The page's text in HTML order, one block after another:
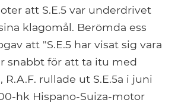
att S.E.5 var underdrivet
klagomål. Berömda ess
att "S.E.5 har visat sig vara
snabbt för att ta itu med
rullade ut S.E.5a i juni
hk Hispano-Suiza-motor